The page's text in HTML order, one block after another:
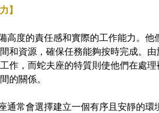
】
高度的責任感和實際的工作能力。
和資源，確保任務能夠按時完成。
作，而蛇夫座的特質則使他們在處
的關係。
通常會選擇建立一個有序且安靜的